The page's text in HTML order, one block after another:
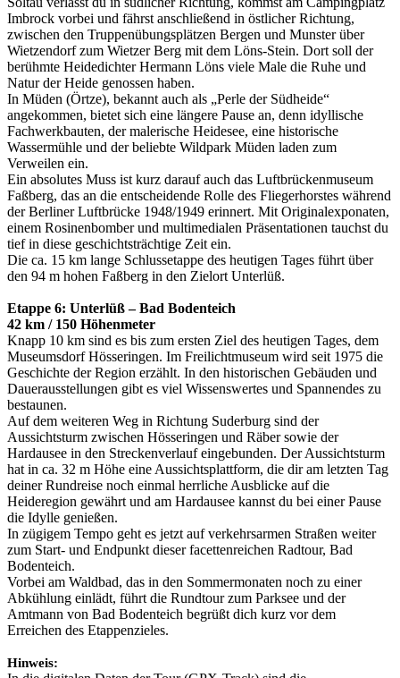
Imbrock vorbei und fährst anschließend in östlicher Richtung,
zwischen den Truppenübungsplätzen Bergen und Munster über
Wietzendorf zum Wietzer Berg mit dem Löns-Stein. Dort soll der
berühmte Heidedichter Hermann Löns viele Male die Ruhe und
Natur der Heide genossen haben.
In Müden (Örtze), bekannt auch als „Perle der Südheide“
angekommen, bietet sich eine längere Pause an, denn idyllische
Fachwerkbauten, der malerische Heidesee, eine historische
Wassermühle und der beliebte Wildpark Müden laden zum
Verweilen ein.
Ein absolutes Muss ist kurz darauf auch das Luftbrückenmuseum
Faßberg, das an die entscheidende Rolle des Fliegerhorstes während
der Berliner Luftbrücke 1948/1949 erinnert. Mit Originalexponaten,
einem Rosinenbomber und multimedialen Präsentationen tauchst du
tief in diese geschichtsträchtige Zeit ein.
Die ca. 15 km lange Schlussetappe des heutigen Tages führt über
den 94 m hohen Faßberg in den Zielort Unterlüß.
Etappe 6: Unterlüß – Bad Bodenteich
42 km / 150 Höhenmeter
Knapp 10 km sind es bis zum ersten Ziel des heutigen Tages, dem
Museumsdorf Hösseringen. Im Freilichtmuseum wird seit 1975 die
Geschichte der Region erzählt. In den historischen Gebäuden und
Dauerausstellungen gibt es viel Wissenswertes und Spannendes zu
bestaunen.
Auf dem weiteren Weg in Richtung Suderburg sind der
Aussichtsturm zwischen Hösseringen und Räber sowie der
Hardausee in den Streckenverlauf eingebunden. Der Aussichtsturm
hat in ca. 32 m Höhe eine Aussichtsplattform, die dir am letzten Tag
deiner Rundreise noch einmal herrliche Ausblicke auf die
Heideregion gewährt und am Hardausee kannst du bei einer Pause
die Idylle genießen.
In zügigem Tempo geht es jetzt auf verkehrsarmen Straßen weiter
zum Start- und Endpunkt dieser facettenreichen Radtour, Bad
Bodenteich.
Vorbei am Waldbad, das in den Sommermonaten noch zu einer
Abkühlung einlädt, führt die Rundtour zum Parksee und der
Amtmann von Bad Bodenteich begrüßt dich kurz vor dem
Erreichen des Etappenzieles.
Hinweis: